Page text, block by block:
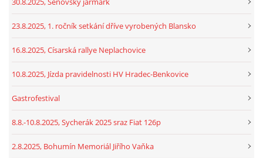
23.8.2025, 1. ročník setkání dříve vyrobených Blansko
16.8.2025, Císarská rallye Neplachovice
10.8.2025, Jízda pravidelnosti HV Hradec-Benkovice
Gastrofestival
8.8.-10.8.2025, Sycherák 2025 sraz Fiat 126p
2.8.2025, Bohumín Memoriál Jiřího Vaňka